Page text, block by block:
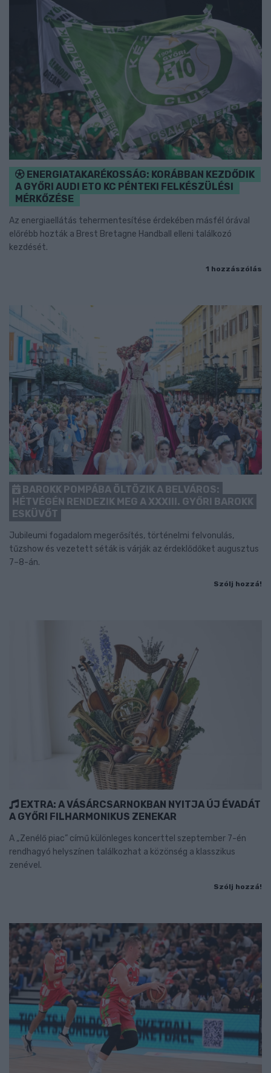
ENERGIATAKARÉKOSSÁG: KORÁBBAN KEZDŐDIK
A GYŐRI AUDI ETO KC PÉNTEKI FELKÉSZÜLÉSI
MÉRKŐZÉSE
Az energiaellátás tehermentesítése érdekében másfél órával
előrébb hozták a Brest Bretagne Handball elleni találkozó
kezdését.
1 hozzászólás
BAROKK POMPÁBA ÖLTÖZIK A BELVÁROS:
HÉTVÉGÉN RENDEZIK MEG A XXXIII. GYŐRI BAROKK
ESKÜVŐT
Jubileumi fogadalom megerősítés, történelmi felvonulás,
tűzshow és vezetett séták is várják az érdeklődőket augusztus
7–8-án.
Szólj hozzá!
EXTRA: A VÁSÁRCSARNOKBAN NYITJA ÚJ ÉVADÁT
A GYŐRI FILHARMONIKUS ZENEKAR
A „Zenélő piac” című különleges koncerttel szeptember 7-én
rendhagyó helyszínen találkozhat a közönség a klasszikus
zenével.
Szólj hozzá!